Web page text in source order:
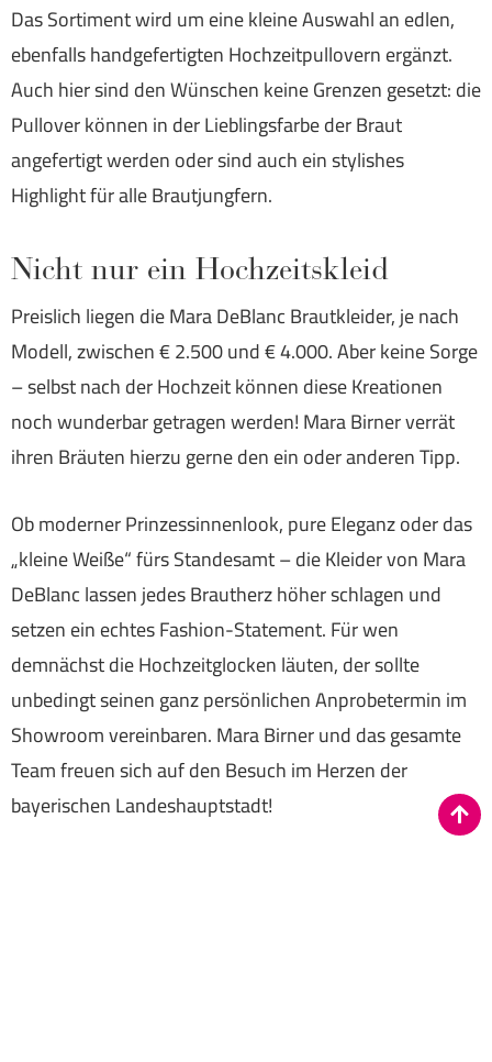
Das Sortiment wird um eine kleine Auswahl an edlen,
ebenfalls handgefertigten Hochzeitpullovern ergänzt.
Auch hier sind den Wünschen keine Grenzen gesetzt: die
Pullover können in der Lieblingsfarbe der Braut
angefertigt werden oder sind auch ein stylishes
Highlight für alle Brautjungfern.
Nicht nur ein Hochzeitskleid
Preislich liegen die Mara DeBlanc Brautkleider, je nach
Modell, zwischen € 2.500 und € 4.000. Aber keine Sorge
– selbst nach der Hochzeit können diese Kreationen
noch wunderbar getragen werden! Mara Birner verrät
ihren Bräuten hierzu gerne den ein oder anderen Tipp.
Ob moderner Prinzessinnenlook, pure Eleganz oder das
„kleine Weiße“ fürs Standesamt – die Kleider von Mara
DeBlanc lassen jedes Brautherz höher schlagen und
setzen ein echtes Fashion-Statement. Für wen
demnächst die Hochzeitglocken läuten, der sollte
unbedingt seinen ganz persönlichen Anprobetermin im
Showroom vereinbaren. Mara Birner und das gesamte
Team freuen sich auf den Besuch im Herzen der
bayerischen Landeshauptstadt!